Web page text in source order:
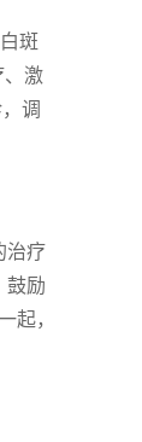
斑
、激
调
治疗
鼓励
起，